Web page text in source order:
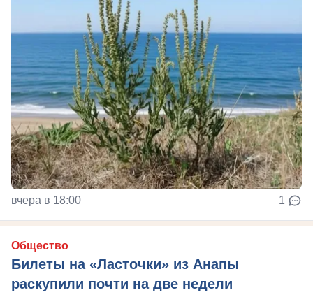
вчера в 18:00 1
Общество
Билеты на «Ласточки» из Анапы
раскупили почти на две недели